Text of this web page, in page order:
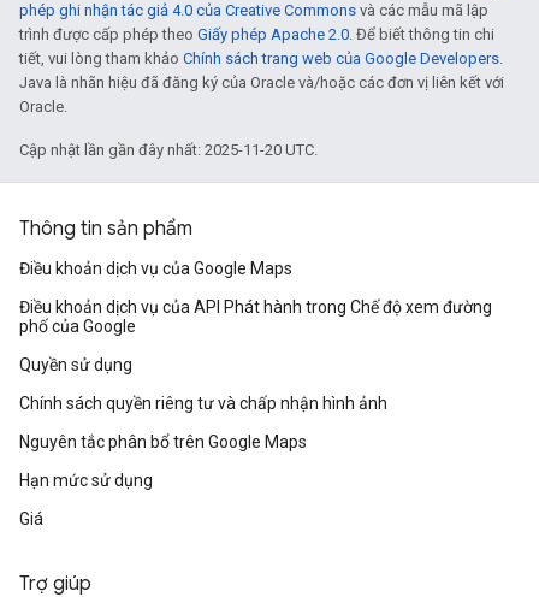
phép ghi nhận tác giả 4.0 của Creative Commons và các mẫu mã lập
trình được cấp phép theo Giấy phép Apache 2.0. Để biết thông tin chi
tiết, vui lòng tham khảo Chính sách trang web của Google Developers.
Java là nhãn hiệu đã đăng ký của Oracle và/hoặc các đơn vị liên kết với
Oracle.
Cập nhật lần gần đây nhất: 2025-11-20 UTC.
Thông tin sản phẩm
Điều khoản dịch vụ của Google Maps
Điều khoản dịch vụ của API Phát hành trong Chế độ xem đường
phố của Google
Quyền sử dụng
Chính sách quyền riêng tư và chấp nhận hình ảnh
Nguyên tắc phân bổ trên Google Maps
Hạn mức sử dụng
Giá
Trợ giúp